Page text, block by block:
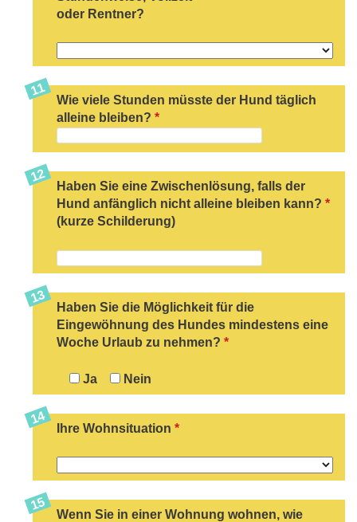
oder Rentner?
Wie viele Stunden müsste der Hund täglich
alleine bleiben? *
Haben Sie eine Zwischenlösung, falls der
Hund anfänglich nicht alleine bleiben kann? *
(kurze Schilderung)
Haben Sie die Möglichkeit für die
Eingewöhnung des Hundes mindestens eine
Woche Urlaub zu nehmen? *
Ja Nein
Ihre Wohnsituation *
Wenn Sie in einer Wohnung wohnen, wie